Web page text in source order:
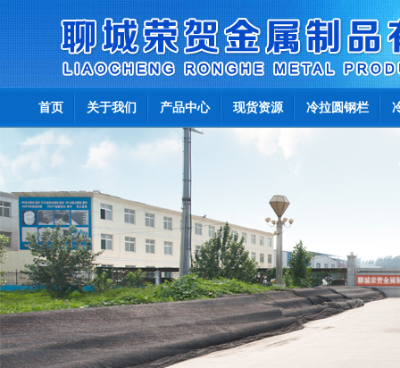
首页 关于我们 产品中心 现货资源 冷拉圆钢栏